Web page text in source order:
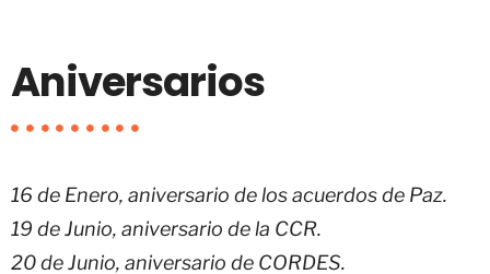
Aniversarios
16 de Enero, aniversario de los acuerdos de Paz.
19 de Junio, aniversario de la CCR.
20 de Junio, aniversario de CORDES.